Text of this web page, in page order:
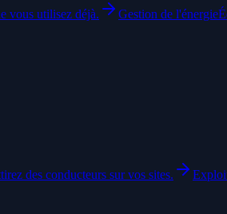
vous utilisez déjà. Gestion de l'énergie
des conducteurs sur vos sites.